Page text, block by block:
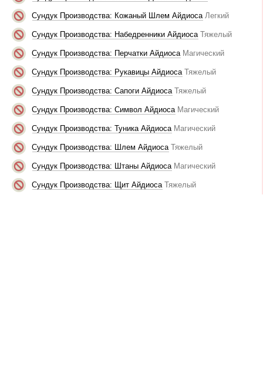
Сундук Производства: Кожаный Шлем Айдиоса Легкий
Сундук Производства: Набедренники Айдиоса Тяжелый
Сундук Производства: Перчатки Айдиоса Магический
Сундук Производства: Рукавицы Айдиоса Тяжелый
Сундук Производства: Сапоги Айдиоса Тяжелый
Сундук Производства: Символ Айдиоса Магический
Сундук Производства: Туника Айдиоса Магический
Сундук Производства: Шлем Айдиоса Тяжелый
Сундук Производства: Штаны Айдиоса Магический
Сундук Производства: Щит Айдиоса Тяжелый